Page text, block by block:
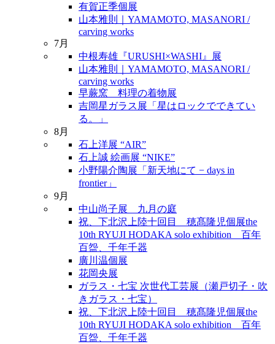
有賀正季個展
山本雅則｜YAMAMOTO, MASANORI /
carving works
7月
中根寿雄『URUSHI×WASHI』展
山本雅則｜YAMAMOTO, MASANORI /
carving works
早蕨窯 料理の着物展
吉岡星ガラス展「星はロックでできてい
る。」
8月
石上洋展 “AIR”
石上誠 絵画展 “NIKE”
小野陽介陶展「新天地にて − days in
frontier」
9月
中山尚子展 九月の庭
祝、下北沢上陸十回目 穂髙隆児個展the
10th RYUJI HODAKA solo exhibition 百年
百盌、千年千器
廣川温個展
花岡央展
ガラス・七宝 次世代工芸展（瀬戸切子・吹
きガラス・七宝）
祝、下北沢上陸十回目 穂髙隆児個展the
10th RYUJI HODAKA solo exhibition 百年
百盌、千年千器